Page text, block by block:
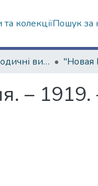
та колекціїПошук за
Харківські періодичні видання
–